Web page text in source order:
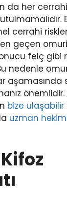
da her
cerrahi
geçen
felç gibi
nedenle
aşamasında
bize ulaşabilir
uzman